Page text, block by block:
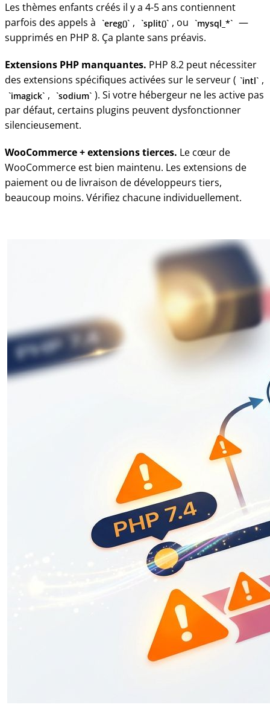
Les thèmes enfants créés il y a 4-5 ans contiennent
parfois des appels à
ereg() , split() , ou mysql_*
—
supprimés en PHP 8. Ça plante sans préavis.
Extensions PHP manquantes. PHP 8.2 peut nécessiter
des extensions spécifiques activées sur le serveur ( intl ,
imagick , sodium ). Si votre hébergeur ne les active pas
par défaut, certains plugins peuvent dysfonctionner
silencieusement.
WooCommerce + extensions tierces. Le cœur de
WooCommerce est bien maintenu. Les extensions de
paiement ou de livraison de développeurs tiers,
beaucoup moins. Vérifiez chacune individuellement.